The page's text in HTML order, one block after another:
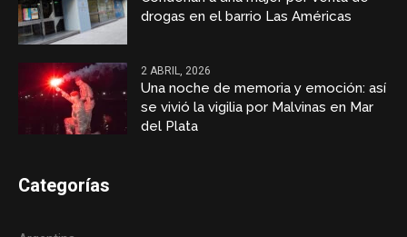
drogas en el barrio Las Américas
2 ABRIL, 2026
Una noche de memoria y emoción: así
se vivió la vigilia por Malvinas en Mar
del Plata
Categorías